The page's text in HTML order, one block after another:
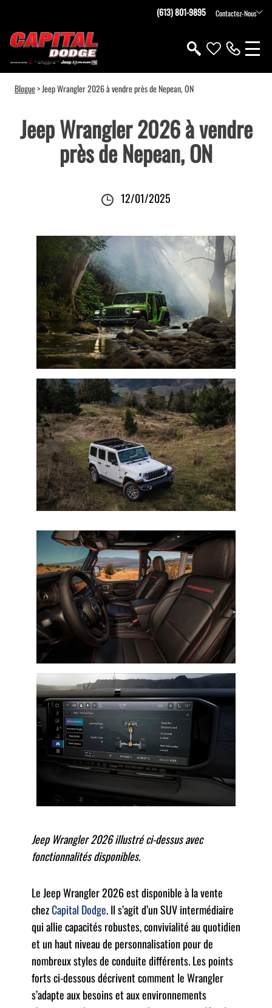
(613) 801-9895 Contactez-Nous
Blogue> Jeep Wrangler 2026 à vendre près de Nepean, ON
Jeep Wrangler 2026 à vendre
près de Nepean, ON
12/01/2025
Jeep Wrangler 2026 illustré ci-dessus avec
fonctionnalités disponibles.
Le Jeep Wrangler 2026 est disponible à la vente
chezCapital Dodge. Il s’agit d’un SUV intermédiaire
qui allie capacités robustes, convivialité au quotidien
et un haut niveau de personnalisation pour de
nombreux styles de conduite différents. Les points
forts ci-dessous décrivent comment le Wrangler
s’adapte aux besoins et aux environnements